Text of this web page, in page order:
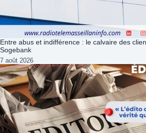
Entre abus et indifférence : le calvaire des
Sogebank
7 août 2026